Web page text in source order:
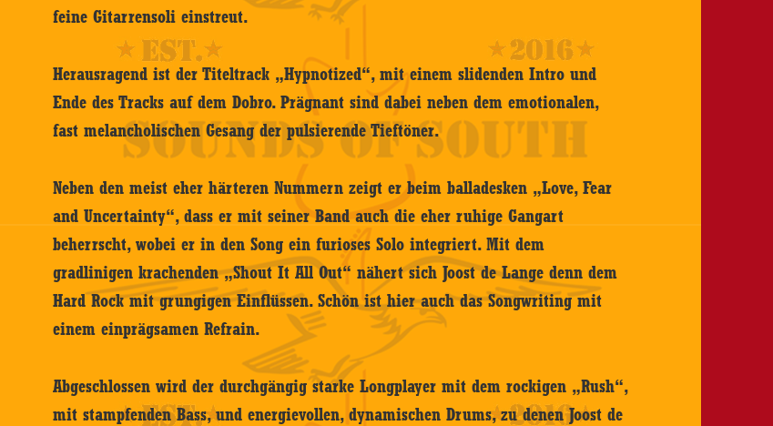
feine Gitarrensoli einstreut.
Herausragend ist der Titeltrack „Hypnotized“, mit einem slidenden Intro und
Ende des Tracks auf dem Dobro. Prägnant sind dabei neben dem emotionalen,
fast melancholischen Gesang der pulsierende Tieftöner.
Neben den meist eher härteren Nummern zeigt er beim balladesken „Love, Fear
and Uncertainty“, dass er mit seiner Band auch die eher ruhige Gangart
beherrscht, wobei er in den Song ein furioses Solo integriert. Mit dem
gradlinigen krachenden „Shout It All Out“ nähert sich Joost de Lange denn dem
Hard Rock mit grungigen Einflüssen. Schön ist hier auch das Songwriting mit
einem einprägsamen Refrain.
Abgeschlossen wird der durchgängig starke Longplayer mit dem rockigen „Rush“,
mit stampfenden Bass, und energievollen, dynamischen Drums, zu denen Joost de